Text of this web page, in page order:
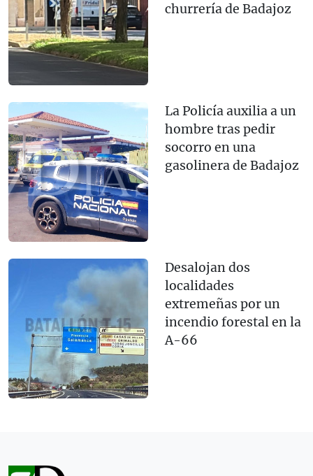
churrería de Badajoz
La Policía auxilia a un
hombre tras pedir
socorro en una
gasolinera de Badajoz
Desalojan dos
localidades
extremeñas por un
incendio forestal en la
A-66